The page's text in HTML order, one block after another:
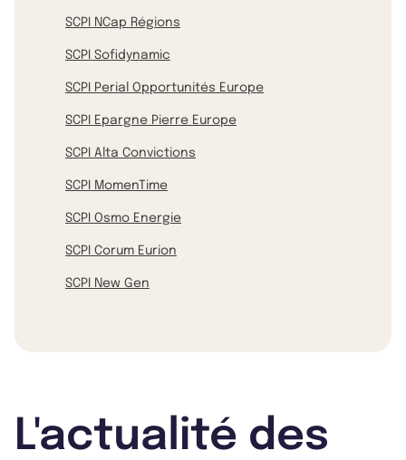
SCPI NCap Régions
SCPI Sofidynamic
SCPI Perial Opportunités Europe
SCPI Epargne Pierre Europe
SCPI Alta Convictions
SCPI MomenTime
SCPI Osmo Energie
SCPI Corum Eurion
SCPI New Gen
L'actualité des